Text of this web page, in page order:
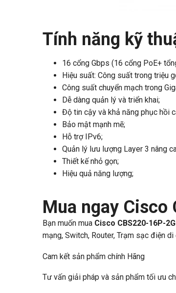
Tính năng kỹ
16 cổng Gbps (16 cổng PoE+
Hiệu suất: Công suất trong triệu
Công suất chuyển mạch trong
Dễ dàng quản lý và triển khai;
Độ tin cậy và khả năng phục hồi
Bảo mật mạnh mẽ;
Hỗ trợ IPv6;
Quản lý lưu lượng Layer 3 nâng
Thiết kế nhỏ gọn;
Hiệu quả năng lượng;
Mua ngay
Bạn muốn mua Cisco CBS220-16P-2G
mạng, Switch, Router, Trạm sạc điện
Cam kết sản phẩm chính Hãng
Tư vấn giải pháp và sản phẩm tối ưu